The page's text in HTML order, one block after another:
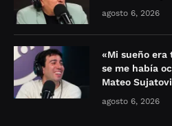
agosto 6, 2026
«Mi sueño
se me había
Mateo
agosto 6, 2026